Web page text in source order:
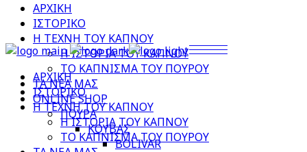
ΑΡΧΙΚΗ
ΙΣΤΟΡΙΚΟ
Η ΤΕΧΝΗ ΤΟΥ ΚΑΠΝΟΥ
Η ΙΣΤΟΡΙΑ ΤΟΥ ΚΑΠΝΟΥ
ΤΟ ΚΑΠΝΙΣΜΑ ΤΟΥ ΠΟΥΡΟΥ
ΤΑ ΝΕΑ ΜΑΣ
ONLINE SHOP
ΠΟΥΡΑ
ΚΟΥΒΑΣ
BOLIVAR
ΑΡΧΙΚΗ
ΙΣΤΟΡΙΚΟ
Η ΤΕΧΝΗ ΤΟΥ ΚΑΠΝΟΥ
Η ΙΣΤΟΡΙΑ ΤΟΥ ΚΑΠΝΟΥ
ΤΟ ΚΑΠΝΙΣΜΑ ΤΟΥ ΠΟΥΡΟΥ